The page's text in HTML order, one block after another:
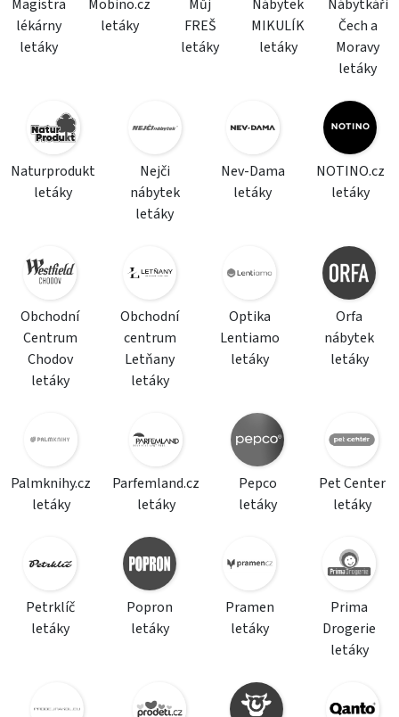
Magistra
lékárny
letáky
Mobino.cz
letáky
Můj
FREŠ
letáky
Nábytek
MIKULÍK
letáky
Nábytkáři
Čech a
Moravy
letáky
Naturprodukt
letáky
Nejči
nábytek
letáky
Nev-Dama
letáky
NOTINO.cz
letáky
Obchodní
Centrum
Chodov
letáky
Obchodní
centrum
Letňany
letáky
Optika
Lentiamo
letáky
Orfa
nábytek
letáky
Palmknihy.cz
letáky
Parfemland.cz
letáky
Pepco
letáky
Pet Center
letáky
Petrklíč
letáky
Popron
letáky
Pramen
letáky
Prima
Drogerie
letáky